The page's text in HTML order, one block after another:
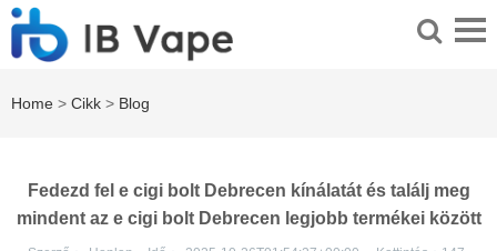
Home > Cikk > Blog
Fedezd fel e cigi bolt Debrecen kínálatát és találj meg
mindent az e cigi bolt Debrecen legjobb termékei között